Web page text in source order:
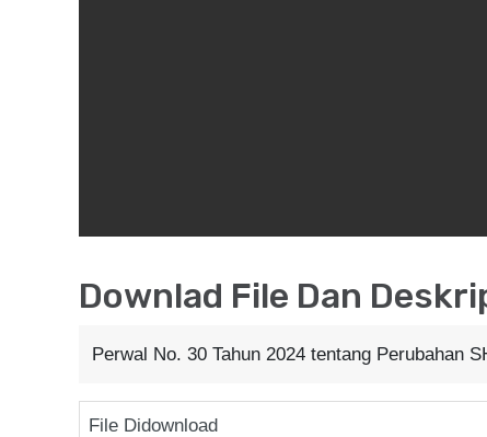
Downlad File Dan
Perwal No. 30 Tahun 2024 tentang Perubahan
File Didownload